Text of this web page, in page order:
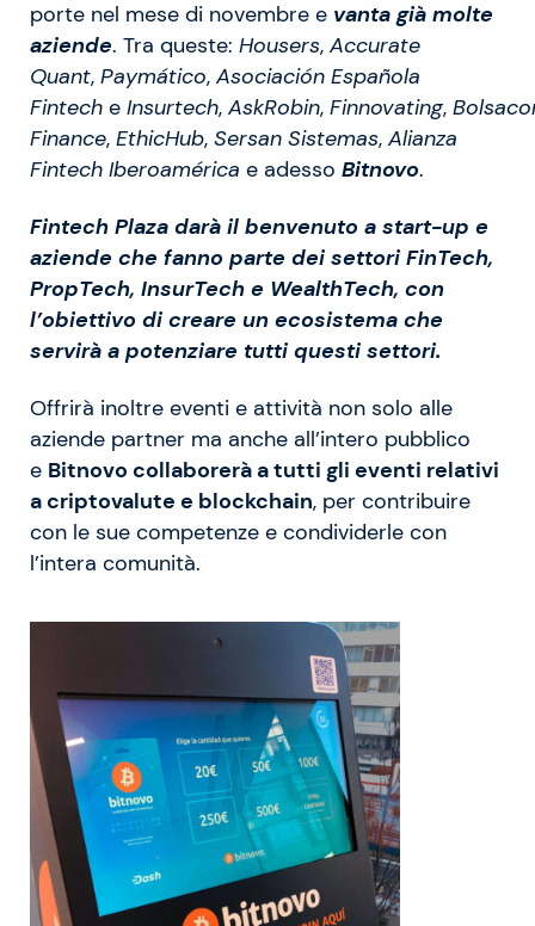
porte nel mese di novembre e vanta già molte
aziende. Tra queste: Housers, Accurate
Quant, Paymático, Asociación Española
Fintech e Insurtech, AskRobin, Finnovating,
Finance, EthicHub, Sersan Sistemas, Alianza
Fintech Iberoamérica e adesso Bitnovo.
Fintech Plaza darà il benvenuto a start-up e
aziende che fanno parte dei settori FinTech,
PropTech, InsurTech e WealthTech, con
l’obiettivo di creare un ecosistema che
servirà a potenziare tutti questi settori.
Offrirà inoltre eventi e attività non solo alle
aziende partner ma anche all’intero pubblico
e Bitnovo collaborerà a tutti gli eventi relativi
a criptovalute e blockchain, per contribuire
con le sue competenze e condividerle con
l’intera comunità.